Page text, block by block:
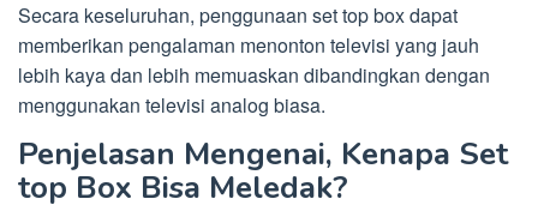
Secara keseluruhan, penggunaan set top box dapat
memberikan pengalaman menonton televisi yang jauh
lebih kaya dan lebih memuaskan dibandingkan dengan
menggunakan televisi analog biasa.
Penjelasan Mengenai, Kenapa Set
top Box Bisa Meledak?